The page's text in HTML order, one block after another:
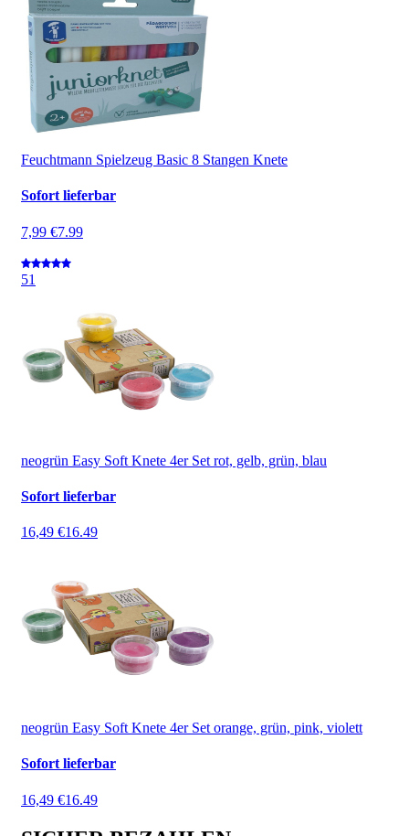
Feuchtmann Spielzeug Basic 8 Stangen Knete
Sofort lieferbar
7,99 €7.99
51
neogrün Easy Soft Knete 4er Set rot, gelb, grün, blau
Sofort lieferbar
16,49 €16.49
neogrün Easy Soft Knete 4er Set orange, grün, pink, violett
Sofort lieferbar
16,49 €16.49